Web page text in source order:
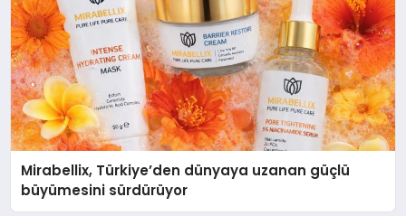
Mirabellix, Türkiye’den dünyaya uzanan güçlü
büyümesini sürdürüyor